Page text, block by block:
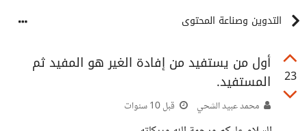
التدوين وصناعة المحتوى
23
أول من يستفيد من إفادة الغير هو المفيد ثم
المستفيد.
محمد عبيد الشحي قبل 10 سنوات